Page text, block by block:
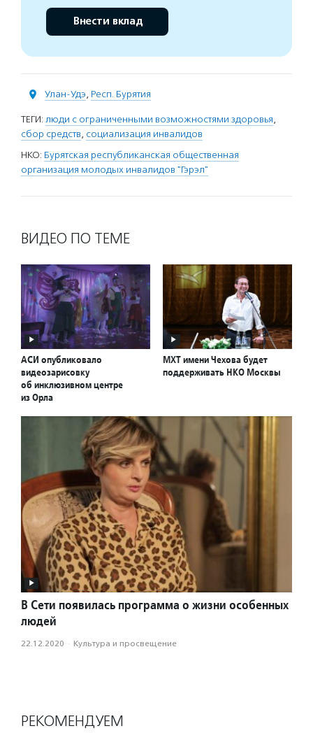
Внести вклад
Улан-Удэ, Респ. Бурятия
ТЕГИ: люди с ограниченными возможностями здоровья,
сбор средств, социализация инвалидов
НКО: Бурятская республиканская общественная
организация молодых инвалидов "Гэрэл"
ВИДЕО ПО ТЕМЕ
АСИ опубликовало
видеозарисовку
об инклюзивном центре
из Орла
МХТ имени Чехова будет
поддерживать НКО Москвы
В Сети появилась программа о жизни особенных
людей
22.12.2020 · Культура и просвещение
РЕКОМЕНДУЕМ